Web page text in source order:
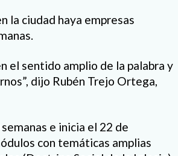
la ciudad haya empresas
el sentido amplio de la palabra y
dijo Rubén Trejo Ortega,
e inicia el 22 de
con temáticas amplias